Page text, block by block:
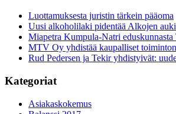
Luottamuksesta juristin tärkein pääoma
Uusi alkoholilaki pidentää Alkojen
Miapetra Kumpula-Natri
MTV Oy yhdistää kaupalliset
Rud Pedersen ja Tekir yhdistyivät:
Kategoriat
Asiakaskokemus